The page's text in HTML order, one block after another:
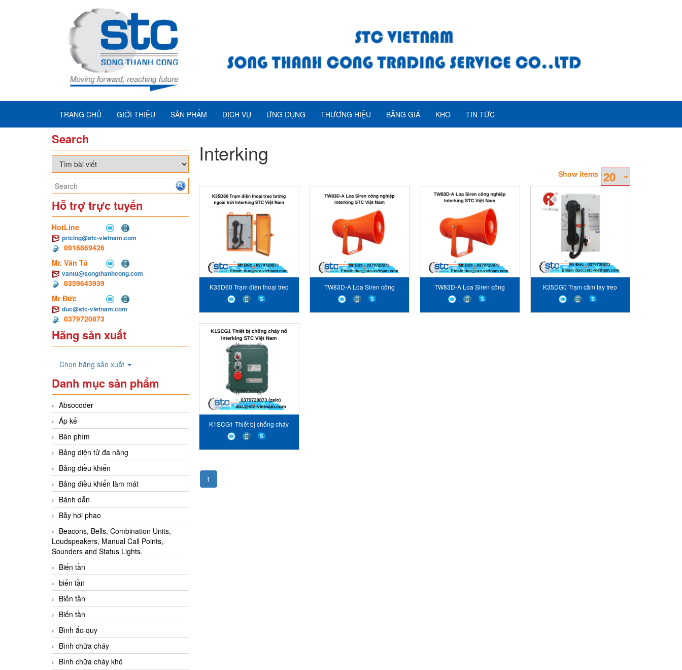
TRANG CHỦ GIỚI THIỆU SẢN PHẨM DỊCH VỤ ỨNG DỤNG THƯƠNG HIỆU BẢNG GIÁ KHO TIN TỨC
Search
Hỗ trợ trực tuyến
HotLine
pricing@stc-vietnam.com
0916869426
Mr. Văn Tú
vantu@songthanhcong.com
0359643939
Mr Đức
duc@stc-vietnam.com
0379720873
Hãng sản xuất
Chọn hãng sản xuất
Danh mục sản phẩm
Absocoder
Áp kế
Bàn phím
Bảng diện tử đa năng
Bảng điều khiển
Bảng điều khiển làm mát
Bánh dẫn
Bẫy hơi phao
Beacons, Bells, Combination Units,
Loudspeakers, Manual Call Points,
Sounders and Status Lights.
Biến tần
biến tần
Biến tần
Biến tần
Bình ắc-quy
Bình chữa cháy
Bình chữa cháy khô
Interking
Show items
K35D60 Trạm điện thoại treo
tường ngoài trời Interking
TW83D-A Loa Siren công
nghiệp Interking
TW83D-A Loa Siren công
nghiệp Interking
K35DG0 Trạm cầm tay treo
tường Interking
K1SCG1 Thiết bị chống cháy
nổ Interking
1